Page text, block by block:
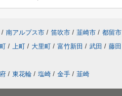
/ 南アルプス市 / 笛吹市 / 韮崎市 / 都留市
/ 上町 / 大里町 / 富竹新田 / 武田 / 藤田
/ 東花輪 / 塩崎 / 金手 / 韮崎